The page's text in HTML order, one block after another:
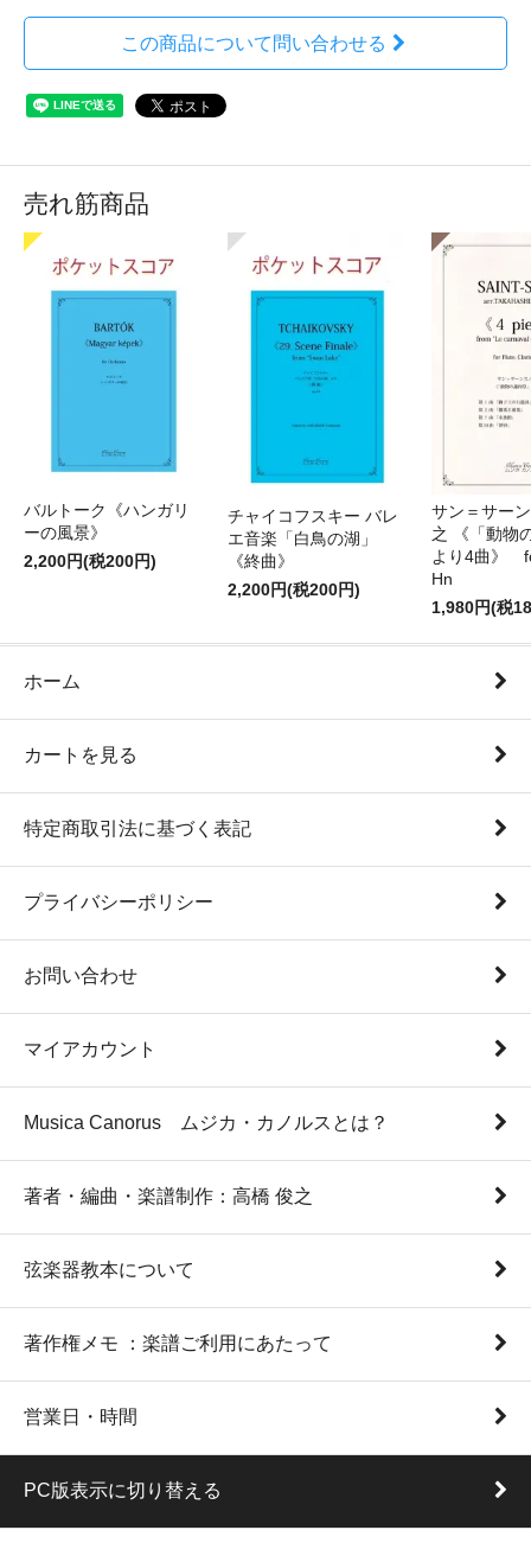
この商品について問い合わせる
売れ筋商品
バルトーク《ハンガリ
ーの風景》
2,200円(税200円)
チャイコフスキー バレ
エ音楽「白鳥の湖」
《終曲》
2,200円(税200円)
サン＝サー
之 《「動物
より4曲》
Hn
1,980円(税
ホーム
カートを見る
特定商取引法に基づく表記
プライバシーポリシー
お問い合わせ
マイアカウント
Musica Canorus ムジカ・カノルスとは？
著者・編曲・楽譜制作：高橋 俊之
弦楽器教本について
著作権メモ ：楽譜ご利用にあたって
営業日・時間
PC版表示に切り替える